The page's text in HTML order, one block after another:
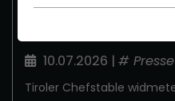
10.07.2026 | # Presse
Tiroler Chefstable